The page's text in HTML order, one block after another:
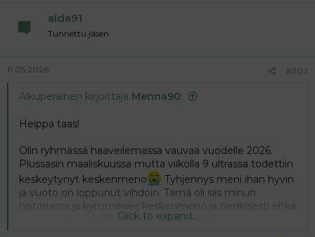
aida91
Tunnettu jäsen
11.05.2026 #302
Alkuperäinen kirjoittaja Menna90:
Heippa taas!
Olin ryhmässä haaveilemassa vauvaa vuodelle 2026.
Plussasin maaliskuussa mutta viikolla 9 ultrassa todettiin
keskeytynyt keskenmeno
Tyhjennys meni ihan hyvin
ja vuoto on loppunut vihdoin. Tämä oli siis minun
historiassa ja kymmenes keskenmeno ja henkisesti ehkä
Click to expand...